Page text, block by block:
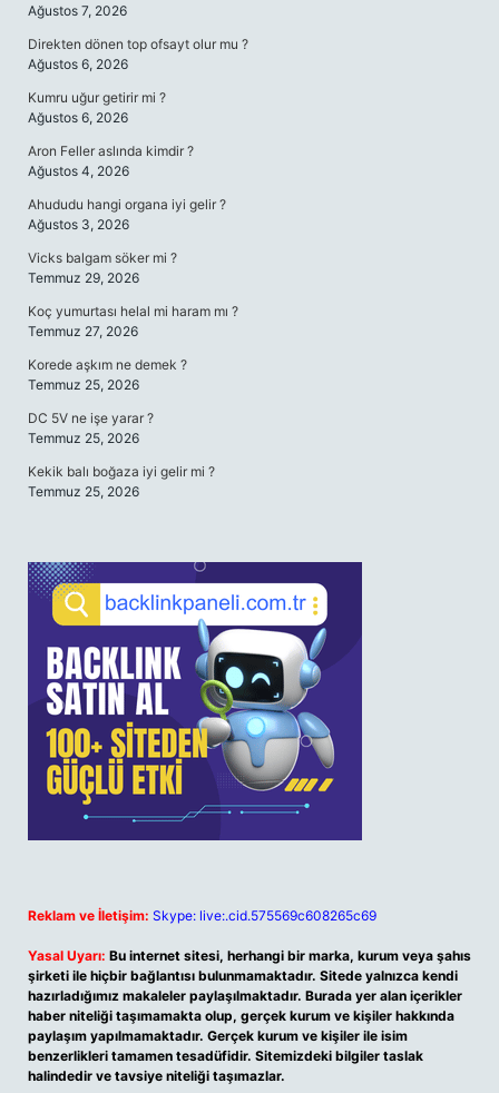
Ağustos 7, 2026
Direkten dönen top ofsayt olur mu ?
Ağustos 6, 2026
Kumru uğur getirir mi ?
Ağustos 6, 2026
Aron Feller aslında kimdir ?
Ağustos 4, 2026
Ahududu hangi organa iyi gelir ?
Ağustos 3, 2026
Vicks balgam söker mi ?
Temmuz 29, 2026
Koç yumurtası helal mi haram mı ?
Temmuz 27, 2026
Korede aşkım ne demek ?
Temmuz 25, 2026
DC 5V ne işe yarar ?
Temmuz 25, 2026
Kekik balı boğaza iyi gelir mi ?
Temmuz 25, 2026
Reklam ve İletişim: Skype: live:.cid.575569c608265c69
Yasal Uyarı: Bu internet sitesi, herhangi bir marka, kurum veya şahıs
şirketi ile hiçbir bağlantısı bulunmamaktadır. Sitede yalnızca kendi
hazırladığımız makaleler paylaşılmaktadır. Burada yer alan içerikler
haber niteliği taşımamakta olup, gerçek kurum ve kişiler hakkında
paylaşım yapılmamaktadır. Gerçek kurum ve kişiler ile isim
benzerlikleri tamamen tesadüfidir. Sitemizdeki bilgiler taslak
halindedir ve tavsiye niteliği taşımazlar.